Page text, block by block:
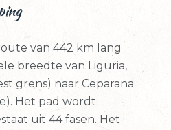
van 442 km lang
breedte van Liguria,
grens) naar Ceparana
Het pad wordt
uit 44 fasen. Het